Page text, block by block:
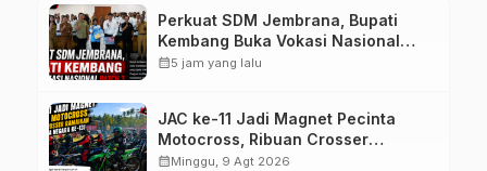
Perkuat SDM Jembrana, Bupati
Kembang Buka Vokasi Nasional
Batch 3
calendar_month5 jam yang lalu
JAC ke-11 Jadi Magnet Pecinta
Motocross, Ribuan Crosser
Ramaikan HUT Kota Negara ke-131
calendar_monthMinggu, 9 Agt 2026